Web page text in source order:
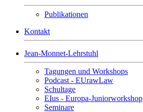
Publikationen
Kontakt
Jean-Monnet-Lehrstuhl
Tagungen und Workshops
Podcast - EUrawLaw
Schultage
EIus - Europa-Juniorworkshop
Seminare